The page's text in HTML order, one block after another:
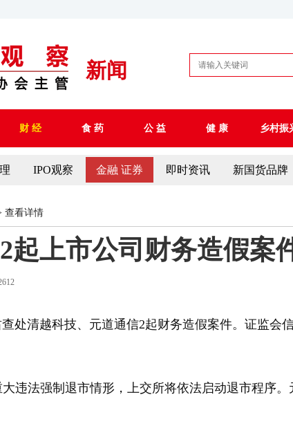
新闻
财 经 食 药 公 益 健 康 乡村振
IPO观察 金融 证券 即时资讯 新国货品牌
查看详情
起上市公司财务造假案
清越科技、元道通信2起财务造假案件。证监会
法强制退市情形，上交所将依法启动退市程序。